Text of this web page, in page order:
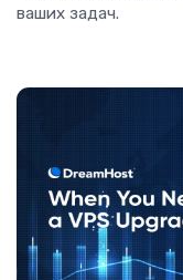
ваших задач.